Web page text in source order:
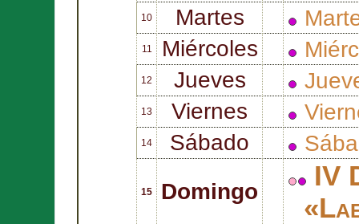
10 Martes
11 Miércoles
12 Jueves
13 Viernes
14 Sábado
15 Domingo
IV